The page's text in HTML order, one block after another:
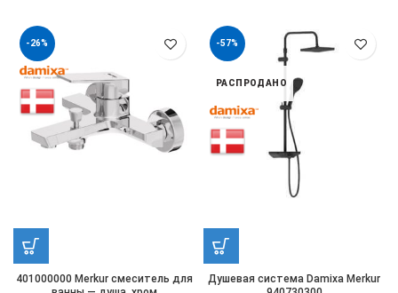
-26%
401000000 Merkur смеситель для
-57%
РАСПРОДАНО
Душевая система Damixa Merkur